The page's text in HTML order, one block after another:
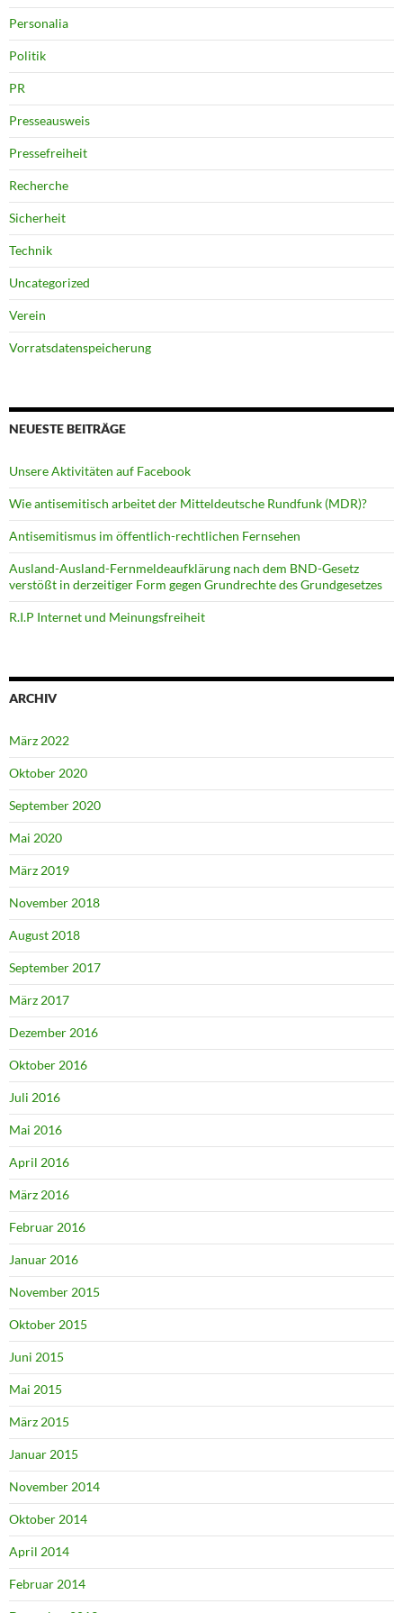
Personalia
Politik
PR
Presseausweis
Pressefreiheit
Recherche
Sicherheit
Technik
Uncategorized
Verein
Vorratsdatenspeicherung
NEUESTE BEITRÄGE
Unsere Aktivitäten auf Facebook
Wie antisemitisch arbeitet der Mitteldeutsche Rundfunk (MDR)?
Antisemitismus im öffentlich-rechtlichen Fernsehen
Ausland-Ausland-Fernmeldeaufklärung nach dem BND-Gesetz
verstößt in derzeitiger Form gegen Grundrechte des Grundgesetzes
R.I.P Internet und Meinungsfreiheit
ARCHIV
März 2022
Oktober 2020
September 2020
Mai 2020
März 2019
November 2018
August 2018
September 2017
März 2017
Dezember 2016
Oktober 2016
Juli 2016
Mai 2016
April 2016
März 2016
Februar 2016
Januar 2016
November 2015
Oktober 2015
Juni 2015
Mai 2015
März 2015
Januar 2015
November 2014
Oktober 2014
April 2014
Februar 2014